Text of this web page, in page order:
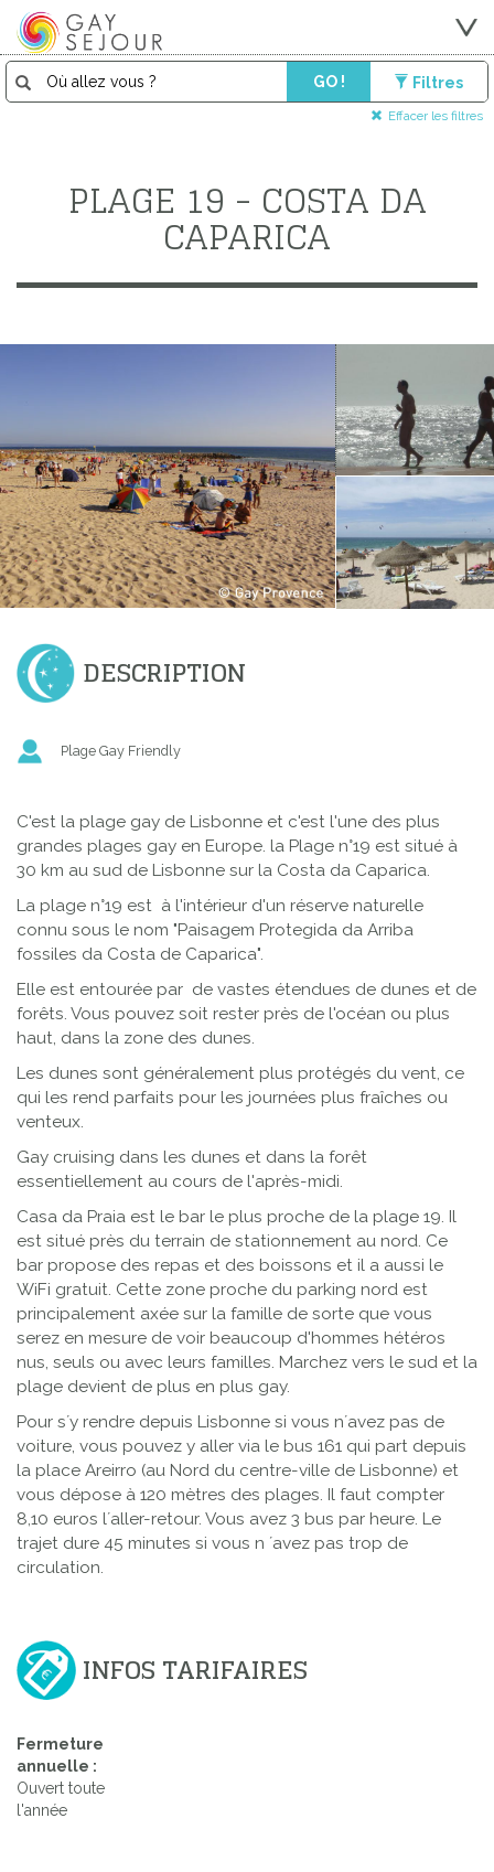
GO ! Filtres
Effacer les filtres
PLAGE 19 - COSTA DA
CAPARICA
DESCRIPTION
Plage Gay Friendly
C'est la plage gay de Lisbonne et c'est l'une des plus
grandes plages gay en Europe. la Plage n°19 est situé à
30 km au sud de Lisbonne sur la Costa da Caparica.
La plage n°19 est à l'intérieur d'un réserve naturelle
connu sous le nom "Paisagem Protegida da Arriba
fossiles da Costa de Caparica".
Elle est entourée par de vastes étendues de dunes et de
forêts. Vous pouvez soit rester près de l'océan ou plus
haut, dans la zone des dunes.
Les dunes sont généralement plus protégés du vent, ce
qui les rend parfaits pour les journées plus fraîches ou
venteux.
Gay cruising dans les dunes et dans la forêt
essentiellement au cours de l'après-midi.
Casa da Praia est le bar le plus proche de la plage 19. Il
est situé près du terrain de stationnement au nord. Ce
bar propose des repas et des boissons et il a aussi le
WiFi gratuit. Cette zone proche du parking nord est
principalement axée sur la famille de sorte que vous
serez en mesure de voir beaucoup d'hommes hétéros
nus, seuls ou avec leurs familles. Marchez vers le sud et la
plage devient de plus en plus gay.
Pour s´y rendre depuis Lisbonne si vous n´avez pas de
voiture, vous pouvez y aller via le bus 161 qui part depuis
la place Areirro (au Nord du centre-ville de Lisbonne) et
vous dépose à 120 mètres des plages. Il faut compter
8,10 euros l´aller-retour. Vous avez 3 bus par heure. Le
trajet dure 45 minutes si vous n ´avez pas trop de
circulation.
INFOS TARIFAIRES
Fermeture
annuelle :
Ouvert toute
l'année